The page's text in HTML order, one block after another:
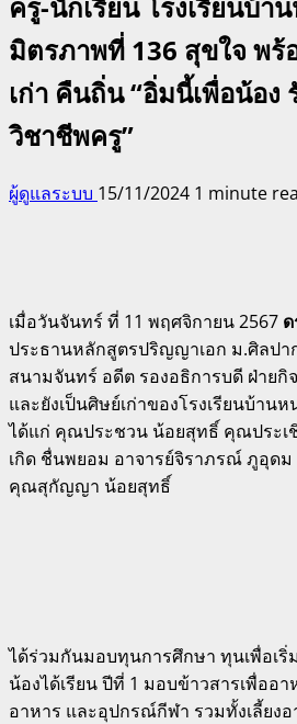
มิตรภาพที่ 136 สุขใจ พ
เก่า คืนถิ่น “อิ่มนี้เพื่อน้อง
วิชาชีพครู”
ผู้ดูแลระบบ 15/11/2024 1 minute
เมื่อวันจันทร์ ที่ 11 พฤศจิกายน 2567
ประธานหลักสูตรปริญญาเอก ม.ศิลปา
สนามจันทร์ อดีต รองอธิการบดี ฝ่าย
และยังเป็นศิษย์เก่าของโรงเรียนบ้าน
ได้แก่ คุณประชวน น้อยสุทธิ์ คุณประ
เกิด ชื่นพยอม อาจารย์จิราภรณ์ ภูอุด
คุณสุกัญญา น้อยสุทธิ์
ได้ร่วมกันมอบทุนการศึกษา ทุนเพื่อเริ่
น้องได้เรียน ปีที่ 1 มอบข้าวสารเพื่ออ
อาหาร และอุปกรณ์กีฬา รวมทั้งเลี้ยง